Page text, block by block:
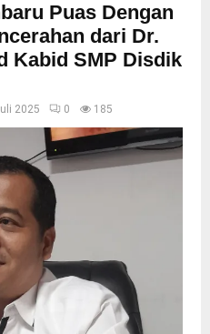
Puas Dengan
dari Dr.
Kabid SMP Disdik
2025 0 185